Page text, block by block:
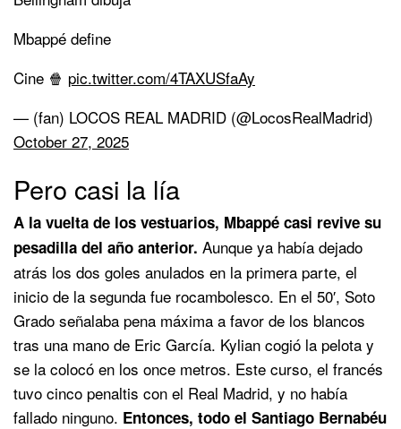
Mbappé define
Cine 🍿 pic.twitter.com/4TAXUSfaAy
— (fan) LOCOS REAL MADRID (@LocosRealMadrid)
October 27, 2025
Pero casi la lía
A la vuelta de los vestuarios, Mbappé casi revive su
pesadilla del año anterior. Aunque ya había dejado
atrás los dos goles anulados en la primera parte, el
inicio de la segunda fue rocambolesco. En el 50′, Soto
Grado señalaba pena máxima a favor de los blancos
tras una mano de Eric García. Kylian cogió la pelota y
se la colocó en los once metros. Este curso, el francés
tuvo cinco penaltis con el Real Madrid, y no había
fallado ninguno. Entonces, todo el Santiago Bernabéu